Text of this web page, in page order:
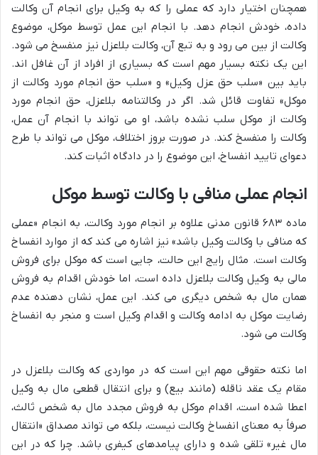
همچنان اختیار دارد که عملی را که به وکیل برای انجام آن وکالت
داده، خودش انجام دهد. با انجام این عمل توسط موکل، موضوع
وکالت از بین می رود و به تبع آن، وکالت بلاعزل نیز منفسخ می شود.
این یک نکته بسیار مهم است که بسیاری از افراد از آن غافل اند.
باید بین «سلب حق عزل وکیل» و «سلب حق انجام مورد وکالت از
موکل» تفاوت قائل شد. اگر در وکالتنامه بلاعزل، حق انجام مورد
وکالت از موکل سلب نشده باشد، او می تواند با انجام آن عمل،
وکالت را منفسخ کند. در صورت بروز اختلاف، موکل می تواند با طرح
دعوای تایید انفساخ، این موضوع را در دادگاه اثبات کند.
انجام عملی منافی با وکالت توسط موکل
ماده ۶۸۳ قانون مدنی علاوه بر انجام مورد وکالت، به انجام «عملی
که منافی با وکالت وکیل باشد» نیز اشاره می کند که از موارد انفساخ
وکالت است. مثال رایج این حالت، جایی است که موکل برای فروش
مالی به وکیل وکالت بلاعزل داده است، اما خودش اقدام به فروش
همان مال به شخص دیگری می کند. این عمل، نشان دهنده عدم
رضایت موکل به ادامه وکالت و اقدام وکیل است و منجر به انفساخ
وکالت می شود.
اما نکته حقوقی مهم این است که در مواردی که وکالت بلاعزل در
مقام یک عقد ناقله (مانند بیع) و برای انتقال قطعی مال به وکیل
اعطا شده است، اقدام موکل به فروش مجدد مال به شخص ثالث،
صرفاً به معنای انفساخ وکالت نیست، بلکه می تواند مصداق «انتقال
مال غیر» تلقی شده و دارای پیامدهای کیفری باشد. چرا که در این